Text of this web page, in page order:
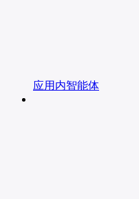
应用内智能体